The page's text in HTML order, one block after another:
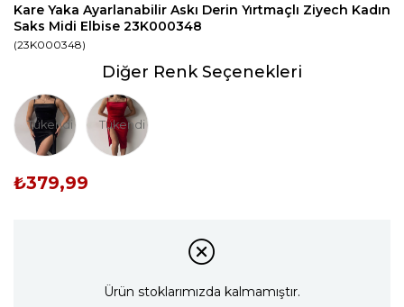
Kare Yaka Ayarlanabilir Askı Derin Yırtmaçlı Ziyech Kadın
Saks Midi Elbise 23K000348
(23K000348)
Diğer Renk Seçenekleri
Tükendi Tükendi
₺379,99
Ürün stoklarımızda kalmamıştır.